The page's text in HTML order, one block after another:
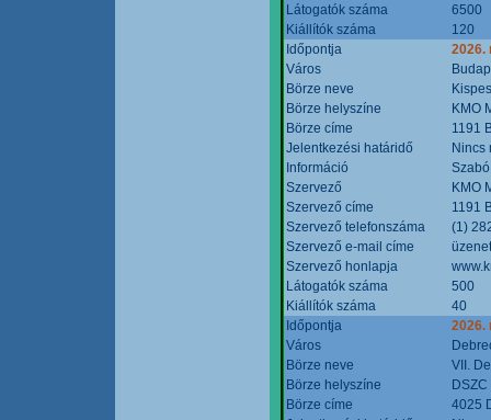
Látogatók száma
6500
Kiállítók száma
120
Időpontja
2026.
Város
Börze neve
Börze helyszíne
KMO
Börze címe
1191
Jelentkezési határidő
Nincs
Információ
Szervező
KMO
Szervező címe
1191
Szervező telefonszáma
(1)
Szervező e-mail címe
Szervező honlapja
Látogatók száma
500
Kiállítók száma
40
Időpontja
2026.
Város
Börze neve
VII.
Börze helyszíne
Börze címe
4025